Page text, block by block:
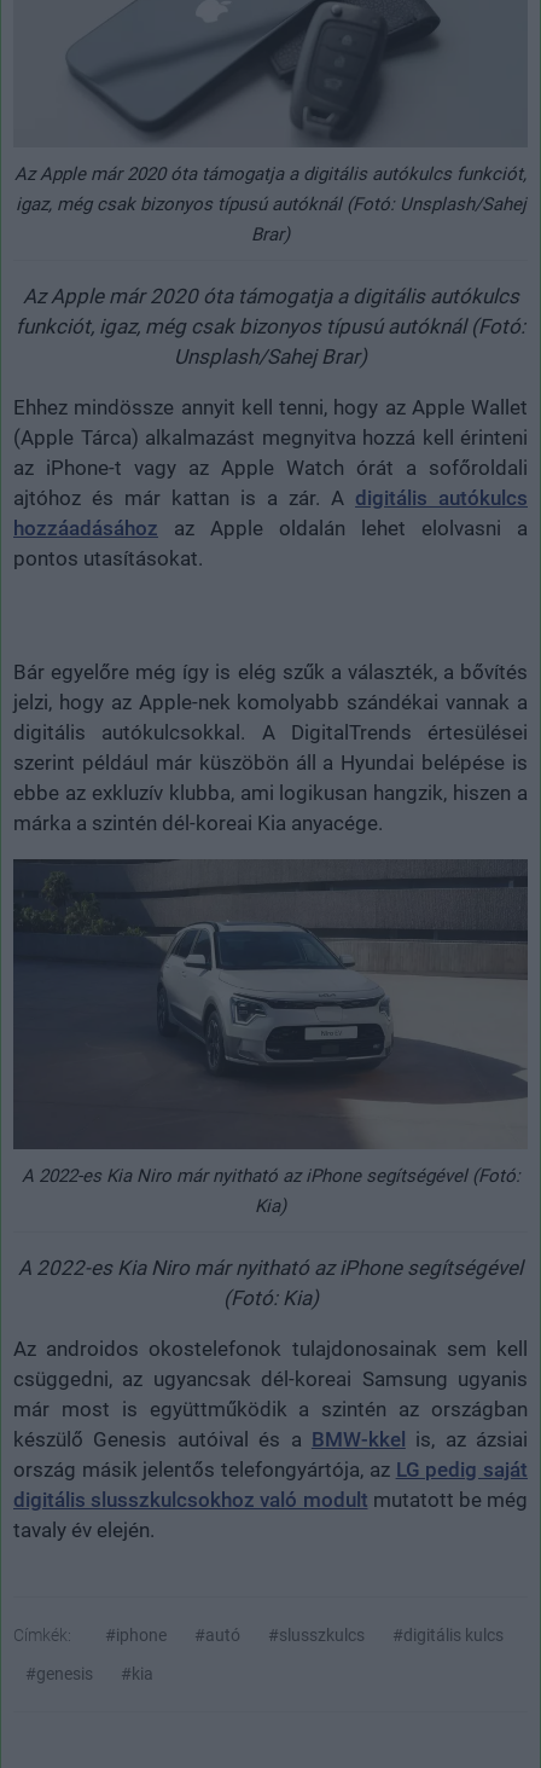
Az Apple már 2020 óta támogatja a digitális autókulcs funkciót,
igaz, még csak bizonyos típusú autóknál (Fotó: Unsplash/Sahej
Brar)
Az Apple már 2020 óta támogatja a digitális autókulcs
funkciót, igaz, még csak bizonyos típusú autóknál (Fotó:
Unsplash/Sahej Brar)
Ehhez mindössze annyit kell tenni, hogy az Apple Wallet
(Apple Tárca) alkalmazást megnyitva hozzá kell érinteni
az iPhone-t vagy az Apple Watch órát a sofőroldali
ajtóhoz és már kattan is a zár. A digitális autókulcs
hozzáadásához az Apple oldalán lehet elolvasni a
pontos utasításokat.
Bár egyelőre még így is elég szűk a választék, a bővítés
jelzi, hogy az Apple-nek komolyabb szándékai vannak a
digitális autókulcsokkal. A DigitalTrends értesülései
szerint például már küszöbön áll a Hyundai belépése is
ebbe az exkluzív klubba, ami logikusan hangzik, hiszen a
márka a szintén dél-koreai Kia anyacége.
A 2022-es Kia Niro már nyitható az iPhone segítségével (Fotó:
Kia)
A 2022-es Kia Niro már nyitható az iPhone segítségével
(Fotó: Kia)
Az androidos okostelefonok tulajdonosainak sem kell
csüggedni, az ugyancsak dél-koreai Samsung ugyanis
már most is együttműködik a szintén az országban
készülő Genesis autóival és a BMW-kkel is, az ázsiai
ország másik jelentős telefongyártója, az LG pedig saját
digitális slusszkulcsokhoz való modult mutatott be még
tavaly év elején.
Címkék: #iphone #autó #slusszkulcs
#digitális kulcs
#genesis
#kia